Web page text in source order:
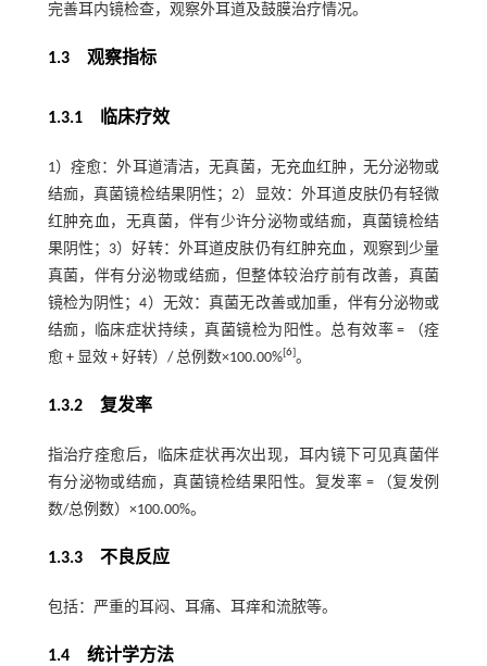
完善耳内镜检查，观察外耳道及鼓膜治疗情况。
1.3 观察指标
1.3.1 临床疗效
1）痊愈：外耳道清洁，无真菌，无充血红肿，无分泌物或
结痂，真菌镜检结果阴性；2）显效：外耳道皮肤仍有轻微
红肿充血，无真菌，伴有少许分泌物或结痂，真菌镜检结
果阴性；3）好转：外耳道皮肤仍有红肿充血，观察到少量
真菌，伴有分泌物或结痂，但整体较治疗前有改善，真菌
镜检为阴性；4）无效：真菌无改善或加重，伴有分泌物或
结痂，临床症状持续，真菌镜检为阳性。总有效率 = （痊
愈 + 显效 + 好转）/ 总例数×100.00% 6] 。
1.3.2 复发率
指治疗痊愈后，临床症状再次出现，耳内镜下可见真菌伴
有分泌物或结痂，真菌镜检结果阳性。复发率 = （复发例
数/总例数）×100.00%。
1.3.3 不良反应
包括：严重的耳闷、耳痛、耳痒和流脓等。
1.4 统计学方法